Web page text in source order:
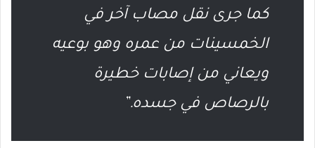
كما جرى نقل مصاب آخر في
الخمسينات من عمره وهو بوعيه
ويعاني من إصابات خطيرة
بالرصاص في جسده.”